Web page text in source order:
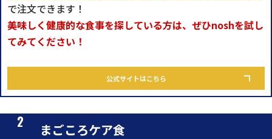
で注文できます！
美味しく健康的な食事を探している方は、ぜひnoshを試し
てみてください！
公式サイトはこちら
まごころケア食